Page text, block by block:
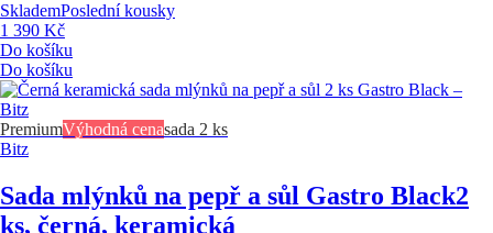
SklademPoslední kousky
1 390 Kč
Do košíku
Do košíku
PremiumVýhodná cenasada 2 ks
Bitz
Sada mlýnků na pepř a sůl Gastro Black2
ks, černá, keramická